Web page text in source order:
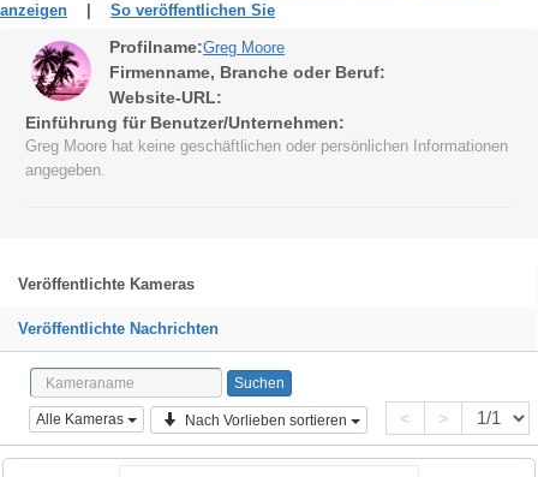
anzeigen
So veröffentlichen Sie
Profilname:Greg Moore
Firmenname, Branche oder Beruf:
Website-URL:
Einführung für Benutzer/Unternehmen:
Greg Moore hat keine geschäftlichen oder persönlichen Informationen
angegeben.
Veröffentlichte Kameras
Veröffentlichte Nachrichten
Alle Kameras Nach Vorlieben sortieren < >